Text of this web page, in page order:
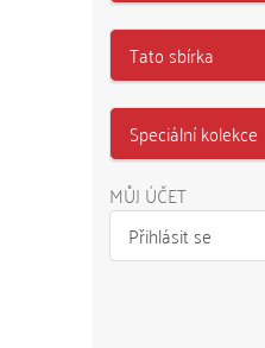
Tato sbírka
Speciální kolekce
MŮJ ÚČET
Přihlásit se